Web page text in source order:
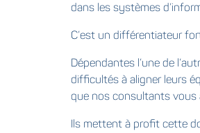
dans les systèmes
C’est un différentiateur
Dépendantes l’une de
difficultés à aligner leurs
que nos consultants vous
Ils mettent à profit cette